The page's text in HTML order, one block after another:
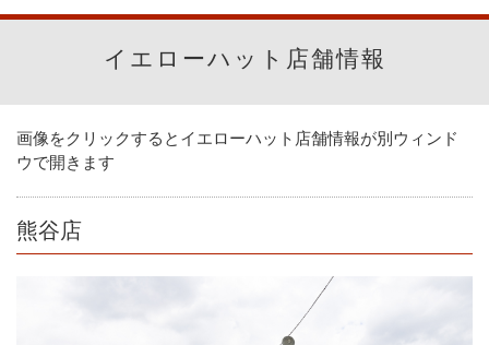
イエローハット店舗情報
画像をクリックするとイエローハット店舗情報が別ウィンド
ウで開きます
熊谷店